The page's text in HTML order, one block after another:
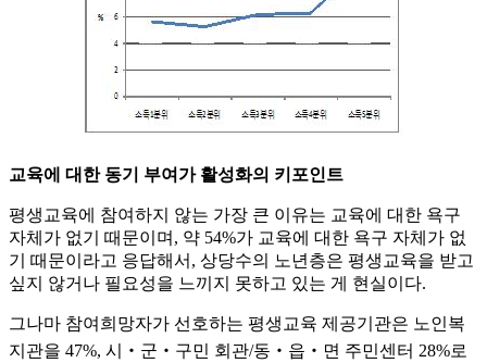
교육에 대한 동기 부여가 활성화의 키포인트
평생교육에 참여하지 않는 가장 큰 이유는 교육에 대한 욕구
자체가 없기 때문이며, 약 54%가 교육에 대한 욕구 자체가 없
기 때문이라고 응답해서, 상당수의 노년층은 평생교육을 받고
싶지 않거나 필요성을 느끼지 못하고 있는 게 현실이다.
그나마 참여희망자가 선호하는 평생교육 제공기관은 노인복
지관을 47%, 시‧군‧구민 회관/동‧읍‧면 주민센터 28%로